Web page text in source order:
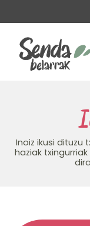
Inoiz ikusi dituzu
haziak